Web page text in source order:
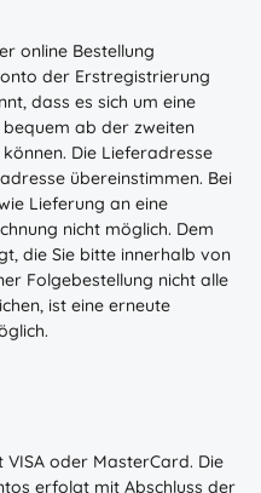
online Bestellung
der Erstregistrierung
dass es sich um eine
ab der zweiten
Die Lieferadresse
übereinstimmen. Bei
Lieferung an eine
nicht möglich. Dem
die Sie bitte innerhalb von
Folgebestellung nicht alle
ist eine erneute
VISA oder MasterCard. Die
erfolgt mit Abschluss der